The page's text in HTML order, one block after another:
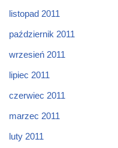
listopad 2011
październik 2011
wrzesień 2011
lipiec 2011
czerwiec 2011
marzec 2011
luty 2011